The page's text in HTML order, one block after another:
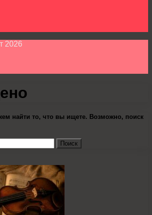
2026
найти то, что вы ищете. Возможно, поиск